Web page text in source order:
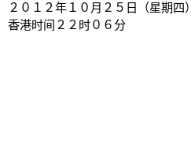
２０１２年１０月２５日（星期四）
香港时间２２时０６分